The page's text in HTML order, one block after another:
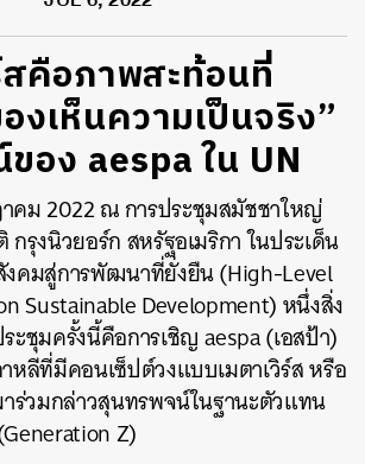
JUL 6, 2022
สคือภาพสะท้อนที่
งเห็นความเป็นจริง”
อง aespa ใน UN
คม 2022 ณ การประชุมสมัชชาใหญ่
รุงนิวยอร์ก สหรัฐอเมริกา ในประเด็น
งคมสู่การพัฒนาที่ยั่งยืน (High-Level
Sustainable Development) หนึ่งสิ่ง
ะชุมครั้งนี้คือการเชิญ aespa (เอสป้า)
หลีที่มีคอนเซ็ปต์วงแบบเมตาเวิร์ส หรือ
าร่วมกล่าวสุนทรพจน์ในฐานะตัวแทน
Z)